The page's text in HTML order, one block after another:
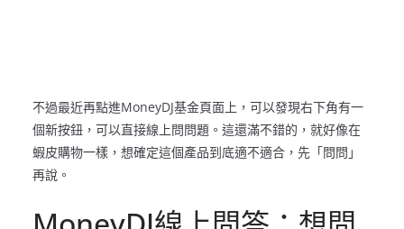
不過最近再點進MoneyDJ基金頁面上，可以發現右下角有一
個新按鈕，可以直接線上問問題。這還滿不錯的，就好像在
蝦皮購物一樣，想確定這個產品到底適不適合，先「問問」
再說。